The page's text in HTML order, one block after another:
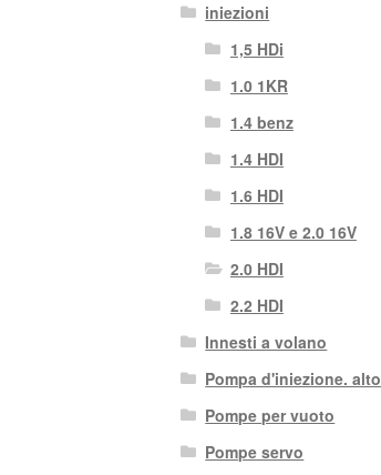
iniezioni
1,5 HDi
1.0 1KR
1.4 benz
1.4 HDI
1.6 HDI
1.8 16V e 2.0 16V
2.0 HDI
2.2 HDI
Innesti a volano
Pompa d'iniezione. alto
Pompe per vuoto
Pompe servo